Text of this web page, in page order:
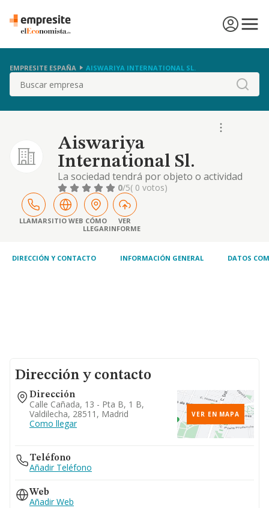
EMPRESITE ESPAÑA AISWARIYA INTERNATIONAL SL.
Buscar
Aiswariya
International Sl.
La sociedad tendrá por objeto o actividad
social principal el comercio, importación y
exportación de productos diversos no
especializado (código c.n.a.e. 4619). también
podrá dedicarse la sociedad a las siguientes
actividades: agente, comercial, distribuidor o
0/5( 0 votos)
LLAMARSITIO WEB CÓMO
LLEGAR
VER
INFORME
DIRECCIÓN Y CONTACTO INFORMACIÓN GENERAL DATOS
Dirección y contacto
Dirección
Calle Cañada, 13 - Pta B, 1 B,
Valdilecha, 28511, Madrid
Como llegar
VER EN MAPA
Teléfono
Añadir Teléfono
Web
Añadir Web